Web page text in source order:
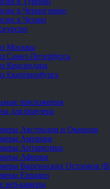
в Черногорию
в Чехию
Москвы
Санкт-Петербурга
Краснодара
Екатеринбурга
приложения
для браузера
Австралии и Океании
Америки
Антарктики
Африки
Виргинских Островов
Евразии
веб-камеры